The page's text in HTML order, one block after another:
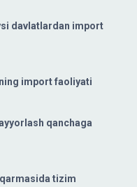
davlatlardan import
import faoliyati
qanchaga
tizim